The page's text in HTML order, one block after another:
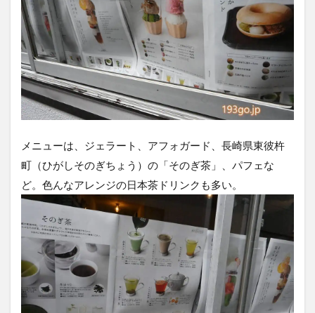
メニューは、ジェラート、アフォガード、長崎県東彼杵
町（ひがしそのぎちょう）の「そのぎ茶」、パフェな
ど。色んなアレンジの日本茶ドリンクも多い。